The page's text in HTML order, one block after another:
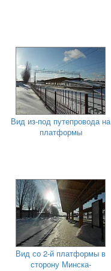
Вид из-под путепровода на
платформы
Вид со 2-й платформы в
сторону Минска-